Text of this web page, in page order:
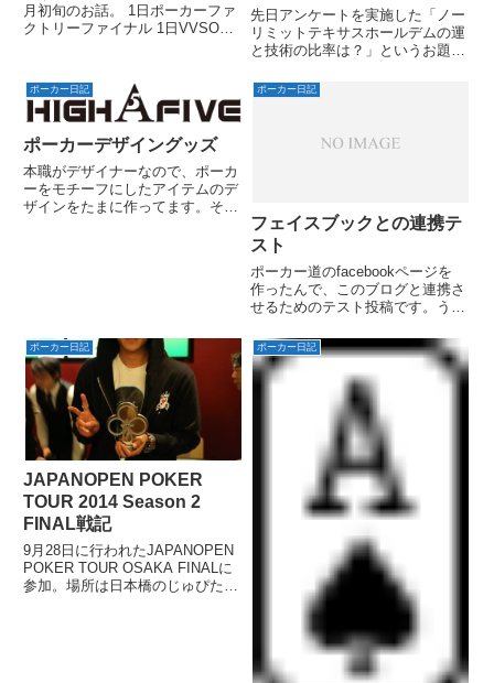
月初旬のお話。 1日ポーカーファ
クトリーファイナル 1日VVSOP
先日アンケートを実施した「ノー
リミットテキサスホールデムの運
と技術の比率は？」というお題で
ので考察してみたいと思います。
ポーカー日記
ポーカーデザイングッズ
本職がデザイナーなので、ポーカ
ーをモチーフにしたアイテムのデ
ザインをたまに作ってます。それ
ポーカー日記
フェイスブックとの連携テ
スト
ポーカー道のfacebookページを
作ったんで、このブログと連携さ
せるためのテスト投稿です。うま
ポーカー日記
JAPANOPEN POKER
TOUR 2014 Season 2
FINAL戦記
9月28日に行われたJAPANOPEN
POKER TOUR OSAKA FINALに
参加。場所は日本橋のじゅぴた
ポーカー日記